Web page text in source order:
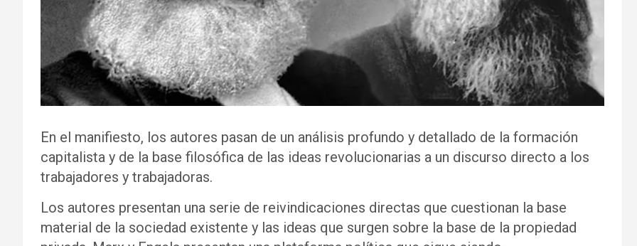
En el manifiesto, los autores pasan de un análisis profundo y detallado de la formación
capitalista y de la base filosófica de las ideas revolucionarias a un discurso directo a los
trabajadores y trabajadoras.
Los autores presentan una serie de reivindicaciones directas que cuestionan la base
material de la sociedad existente y las ideas que surgen sobre la base de la propiedad